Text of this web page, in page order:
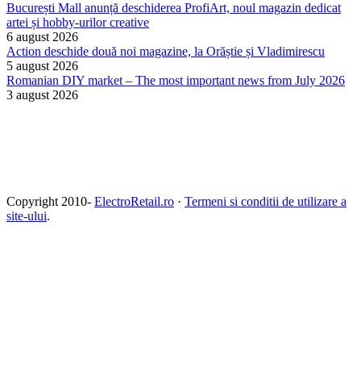
București Mall anunță deschiderea ProfiArt, noul magazin dedicat
artei și hobby-urilor creative
6 august 2026
Action deschide două noi magazine, la Orăștie și Vladimirescu
5 august 2026
Romanian DIY market – The most important news from July 2026
3 august 2026
Copyright 2010- ElectroRetail.ro · Termeni si conditii de utilizare a
site-ului.